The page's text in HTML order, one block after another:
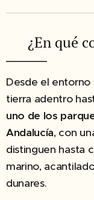
✔︎ ¿En qué
Desde el entorno
tierra adentro
uno de los
Andalucía, con
distinguen hasta
marino,
dunares.